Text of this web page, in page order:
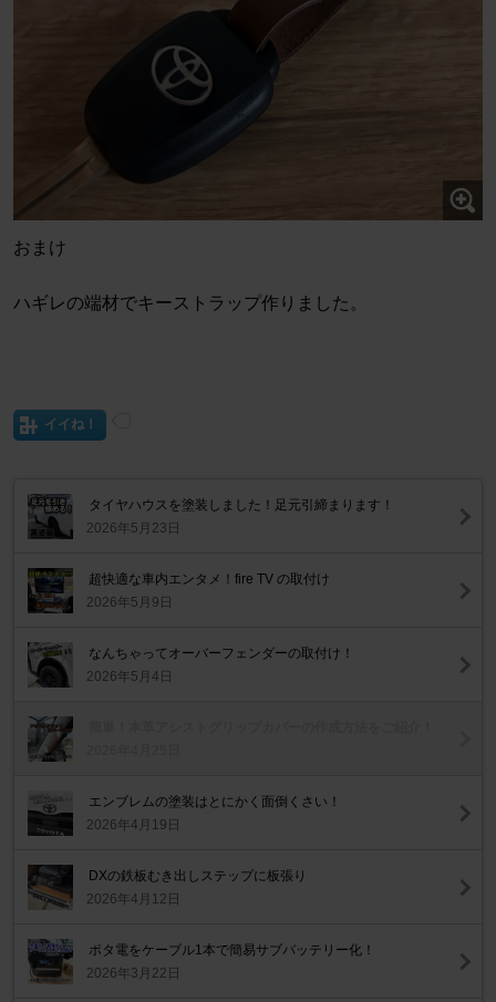
おまけ
ハギレの端材でキーストラップ作りました。
イイね！
タイヤハウスを塗装しました！足元引締まります！
2026年5月23日
超快適な車内エンタメ！fire TV の取付け
2026年5月9日
なんちゃってオーバーフェンダーの取付け！
2026年5月4日
エンブレムの塗装はとにかく面倒くさい！
2026年4月19日
DXの鉄板むき出しステップに板張り
2026年4月12日
ポタ電をケーブル1本で簡易サブバッテリー化！
2026年3月22日